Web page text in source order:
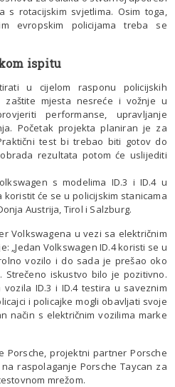
s rotacijskim svjetlima. Osim toga,
evropskim policijama treba se
ispitu
u cijelom rasponu policijskih
zaštite mjesta nesreće i vožnje u
performanse, upravljanje
Početak projekta planiran je za
test bi trebao biti gotov do
rezultata potom će uslijediti
s modelima ID.3 i ID.4 u
će se u policijskim stanicama
Austrija, Tirol i Salzburg.
Volkswagena u vezi sa električnim
„Jedan Volkswagen ID.4 koristi se u
vozilo i do sada je prešao oko
Strečeno iskustvo bilo je pozitivno.
ID.3 i ID.4 testira u saveznim
i policajke mogli obavljati svoje
način s električnim vozilima marke
Porsche, projektni partner Porsche
raspolaganje Porsche Taycan za
mrežom.